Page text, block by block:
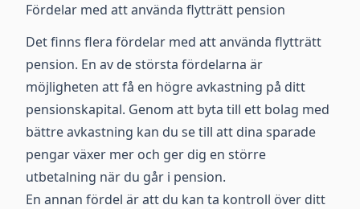
Fördelar med att använda flytträtt pension
Det finns flera fördelar med att använda flytträtt
pension. En av de största fördelarna är
möjligheten att få en högre avkastning på ditt
pensionskapital. Genom att byta till ett bolag med
bättre avkastning kan du se till att dina sparade
pengar växer mer och ger dig en större
utbetalning när du går i pension.
En annan fördel är att du kan ta kontroll över ditt